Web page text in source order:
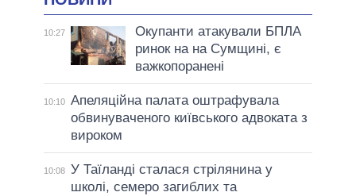
10:27
Окупанти атакували БПЛА
ринок на на Сумщині, є
важкопоранені
10:10 Апеляційна палата оштрафувала
обвинуваченого київського адвоката з
вироком
10:08 У Таїланді сталася стрілянина у
школі, семеро загиблих та